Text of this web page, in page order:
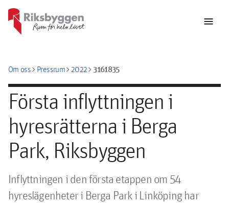
menu
Om osschevron_rightPressrumchevron_right2022chevron_right3161835
Första inflyttningen i
hyresrätterna i Berga
Park, Riksbyggen
Inflyttningen i den första etappen om 54
hyreslägenheter i Berga Park i Linköping har